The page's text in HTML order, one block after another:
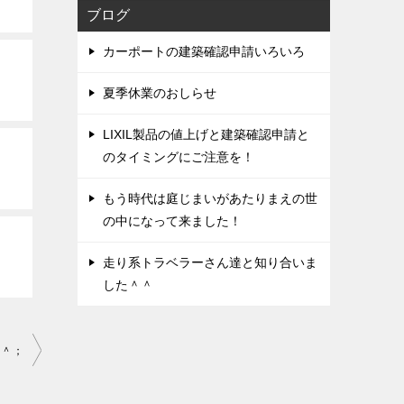
；
ブログ
カーポートの建築確認申請いろいろ
夏季休業のおしらせ
LIXIL製品の値上げと建築確認申請と
のタイミングにご注意を！
もう時代は庭じまいがあたりまえの世
の中になって来ました！
走り系トラベラーさん達と知り合いま
した＾＾